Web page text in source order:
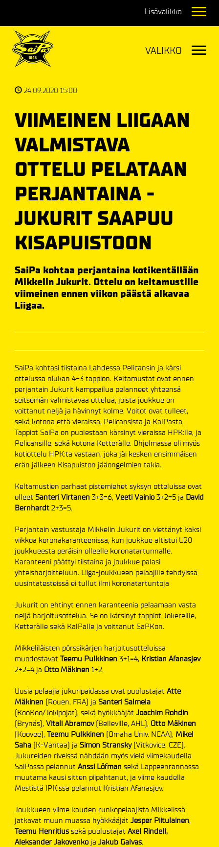
24.09.2020 15:00
VIIMEINEN LIIGAAN
VALMISTAVA
OTTELU PELATAAN
PERJANTAINA -
JUKURIT SAAPUU
KISAPUISTOON
SaiPa kohtaa perjantaina kotikentällään
Mikkelin Jukurit. Ottelu on keltamustille
viimeinen ennen viikon päästä alkavaa
Liigaa.
SaiPa kohtasi tiistaina Lahdessa Pelicansin ja kärsi
ottelussa niukan 4-3 tappion. Keltamustat ovat ennen
perjantain Jukurit kamppailua pelanneet yhteensä
seitsemän valmistavaa ottelua, joista joukkue on
voittanut neljä ja hävinnyt kolme. Voitot ovat tulleet,
sekä kotona että vieraissa, Pelicansista ja KalPasta.
Tappiot SaiPa on puolestaan kärsinyt vieraissa HPK:lle, ja
Pelicansille, sekä kotona Ketterälle. Ohjelmassa oli myös
kotiottelu HPK:ta vastaan, joka jäi kesken ensimmäisen
erän jälkeen Kisapuiston jääongelmien takia.
Keltamustien parhaat pistemiehet syksyn otteluissa ovat
olleet Santeri Virtanen 3+3=6, Veeti Vainio3+2=5 ja David
Bernhardt 2+3=5.
Perjantain vastustaja Mikkelin Jukurit on viettänyt kaksi
viikkoa koronakaranteenissa, kun joukkue altistui U20
joukkueesta peräisin olleelle koronatartunnalle.
Karanteeni päättyi tiistaina ja joukkue palasi
yhteisharjoitteluun. Liiga-joukkueen pelaajille tehdyissä
uusintatesteissä ei tullut ilmi koronatartuntoja
Jukurit on ehtinyt ennen karanteenia pelaamaan vasta
neljä harjoitusottelua. Se on kärsinyt tappiot Jokereille,
Ketterälle sekä KalPalle ja voittanut SaPKon.
Mikkeliläisten pörssikärjen harjoitusotteluissa
muodostavat Teemu Pulkkinen 3+1=4, Kristian Afanasjev
2+2=4 ja Otto Mäkinen 1+2.
Uusia pelaajia jukuripaidassa ovat puolustajat Atte
Mäkinen (Rouen, FRA) ja Santeri Salmela
(KooKoo/Jokipojat), sekä hyökkääjät Joachim Rohdin
(Brynäs), Vitali Abramov(Belleville, AHL), Otto Mäkinen
(Koovee), Teemu Pulkkinen (Omaha Univ. NCAA), Mikel
Saha (K-Vantaa) ja Simon Stransky(Vitkovice, CZE).
Jukureiden riveissä nähdään myös vielä viimekaudella
SaiPassa pelannut Anssi Löfman sekä Lappeenrannassa
muutama kausi sitten piipahtanut, ja viime kaudella
Mestistä IPK:ssa pelannut Kristian Afanasjev.
Joukkueen viime kauden runkopelaajista Mikkelissä
jatkavat muun muassa hyökkääjät Jesper Piitulainen,
Teemu Henritius sekä puolustajat Axel Rindell,
Aleksander Jakovenko ja Jakub Galvas.